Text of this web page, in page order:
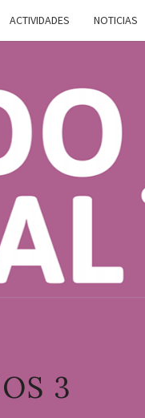
ACTIVIDADES NOTICIAS
3